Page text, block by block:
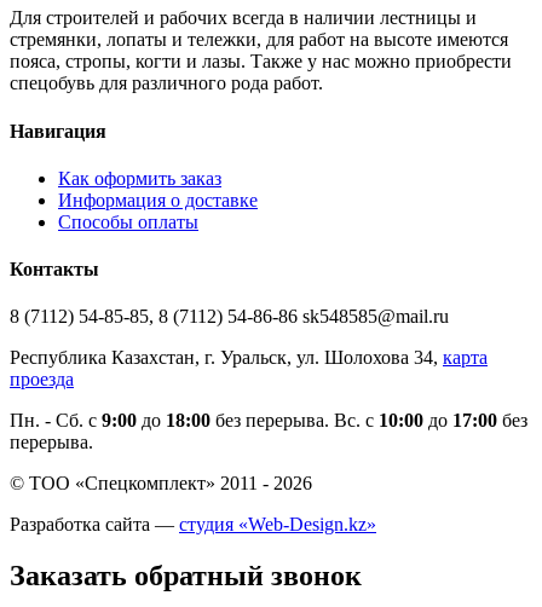
Для строителей и рабочих всегда в наличии лестницы и
стремянки, лопаты и тележки, для работ на высоте имеются
пояса, стропы, когти и лазы. Также у нас можно приобрести
спецобувь для различного рода работ.
Навигация
Как оформить заказ
Информация о доставке
Способы оплаты
Контакты
8 (7112) 54-85-85, 8 (7112) 54-86-86 sk548585@mail.ru
Республика Казахстан, г. Уральск, ул. Шолохова 34, карта
проезда
Пн. - Cб. с 9:00 до 18:00 без перерыва. Вс. с 10:00 до 17:00 без
перерыва.
© ТОО «Спецкомплект» 2011 - 2026
Разработка сайта — студия «Web-Design.kz»
Заказать обратный звонок